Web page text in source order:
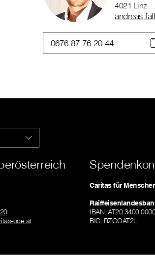
4021 Linz
0676 87 76 20 44
ooe.at
Caritas für
IBAN: AT20 3400
BIC: RZOOAT2L